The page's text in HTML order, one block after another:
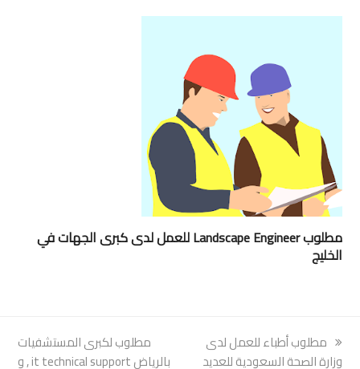
مطلوب Landscape Engineer للعمل لدى كبرى الجهات في
الخليج
previous
post:
مطلوب أطباء للعمل لدى
وزارة الصحة السعودية للعديد
next
post:
مطلوب لكبرى المستشفيات
بالرياض it technical support , و